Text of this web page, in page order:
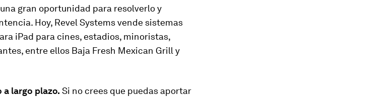
gran oportunidad para resolverlo y
Hoy, Revel Systems vende sistemas
iPad para cines, estadios, minoristas,
entre ellos Baja Fresh Mexican Grill y
a largo plazo. Si no crees que puedas aportar